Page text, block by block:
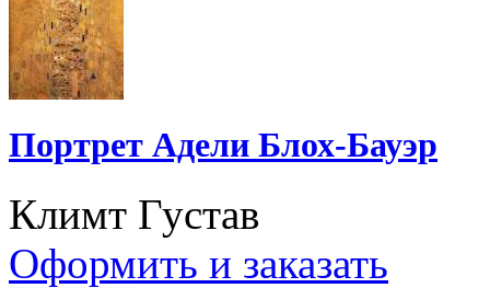
Портрет Адели Блох-Бауэр
Климт Густав
Оформить и заказать